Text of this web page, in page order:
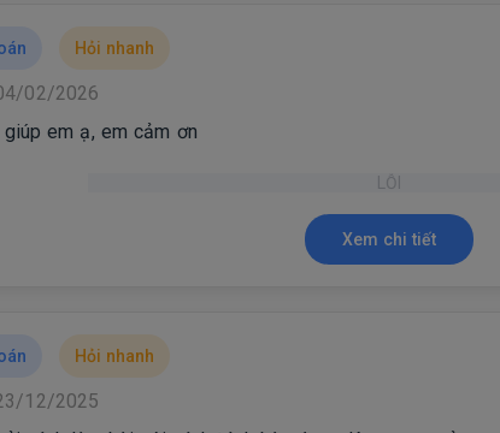
Hỏi nhanh
02/2026
em ạ, em cảm ơn
LỖI
Xem chi tiết
Hỏi nhanh
12/2025